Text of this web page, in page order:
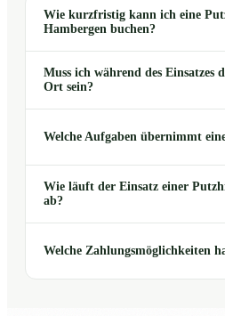
Wie kurzfristig kann ich eine
Hambergen buchen?
Muss ich während des Einsatzes
Ort sein?
Welche Aufgaben übernimmt
Wie läuft der Einsatz einer
ab?
Welche Zahlungsmöglichkeiten